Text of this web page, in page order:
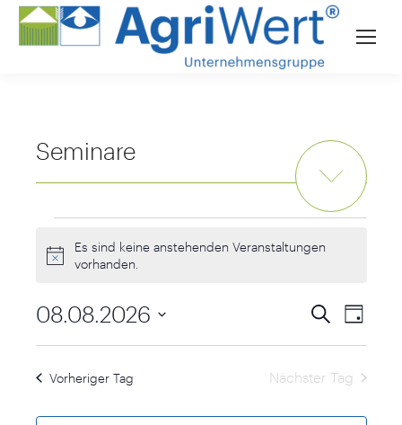
Seminare
Veranstaltungen
für
August
2026
Hinweis
Es sind keine anstehenden Veranstaltungen
vorhanden.
Suche
Tag
08.08.2026
Datum
Vorheriger Tag Nächster Tag